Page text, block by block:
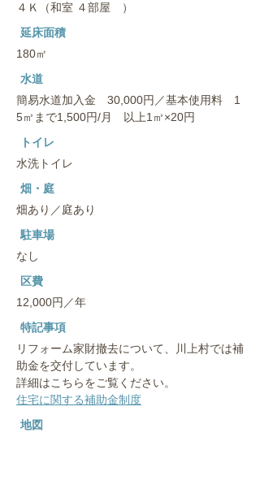
４Ｋ（和室 ４部屋 ）
延床面積
180㎡
水道
簡易水道加入金 30,000円／基本使用料 1
5㎥まで1,500円/月 以上1㎥×20円
トイレ
水洗トイレ
畑・庭
畑あり／庭あり
駐車場
なし
区費
12,000円／年
特記事項
リフォーム家財撤去について、川上村では補
助金を交付しています。
詳細はこちらをご覧ください。
住宅に関する補助金制度
地図